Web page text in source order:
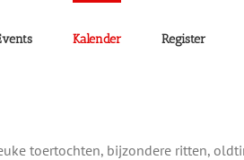
Kalender Register
toertochten, bijzondere ritten,